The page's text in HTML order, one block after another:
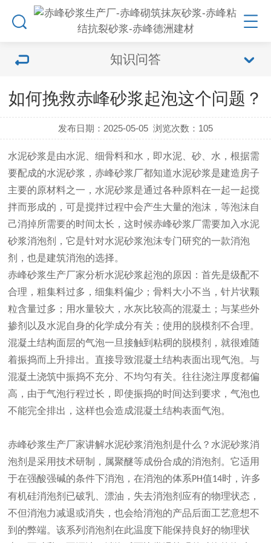
知识问答
如何挽救赤峰砂浆起泡这个问题？
发布日期：2025-05-05 浏览次数： 105
水泥砂浆是由水泥、细骨料和水，即水泥 、砂
水，根据需
要配成的水泥砂浆，赤峰砂浆厂都知道水泥砂浆是建造房子
主要的原材料之一，水泥砂浆是通过各种原料在一起一起搅
拌而形成的，可是搅拌过程中会产生大量的泡沫，等泡沫自
己消掉所需要的时间太长，这时候赤峰砂浆厂需要加入水泥
砂浆消泡剂，它是针对水泥砂浆泡沫专门研究的一款消泡
剂，也是建筑消泡的选择。
赤峰砂浆生产厂家分析水泥砂浆起泡的原因：首先是级配不
合理，粗集料过多，细集料偏少；骨料大小不当，针片状颗
粒含量过多；用水量较大，水灰比较高的混凝土；与某些外
掺剂以及水泥自身的化学成分有关；使用的脱模剂不合理。
混凝土结构面层的气泡一旦接触到粘稠的脱模剂，就很难随
着振捣而上升排出。直接导致混凝土结构表面出现气泡。与
混凝土浇筑中振捣不充分、不均匀有关。往往浇注厚度都偏
高，由于气泡行程过长，即使振捣的时间达到要求，气泡也
不能完全排出，这样也会造成混凝土结构表面气泡。
赤峰砂浆生产厂家讲解水泥砂浆消泡剂是什么？水泥砂浆消
泡剂是采用技术研制，属聚醚等成份合成的消泡剂。它适用
于在强酸强碱的条件下消泡，在消泡的体系PH值14时，许多
有机硅消泡剂已破乳、漂油，失去消泡剂应有的物理状态，
不但消泡力减退或消失，也会给消泡的产品后面工艺意想不
到的弊端。该系列消泡剂在此温度下能保持良好的物理状